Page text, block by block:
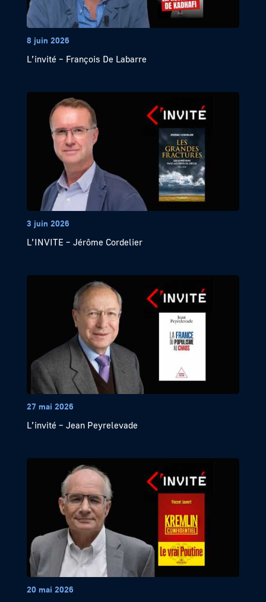
8 juin 2026
L’invité – François De Labarre
3 juin 2026
L’INVITE – Jérôme Cordelier
27 mai 2026
L’invité – Jean Peyrelevade
20 mai 2026